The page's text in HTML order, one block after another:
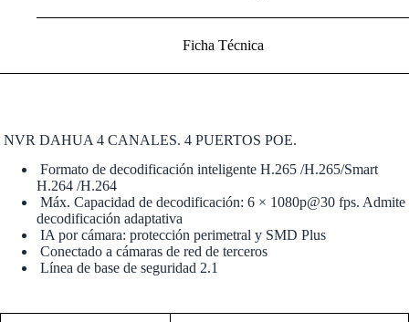
Ficha Técnica
NVR DAHUA 4 CANALES. 4 PUERTOS POE.
Formato de decodificación inteligente H.265 /H.265/Smart
H.264 /H.264
Máx. Capacidad de decodificación: 6 × 1080p@30 fps. Admite
decodificación adaptativa
IA por cámara: protección perimetral y SMD Plus
Conectado a cámaras de red de terceros
Línea de base de seguridad 2.1